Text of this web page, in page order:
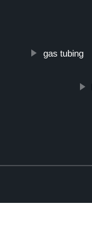
gas tubing